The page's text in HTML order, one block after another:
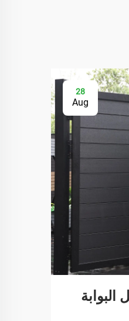
28
Aug
البوابة